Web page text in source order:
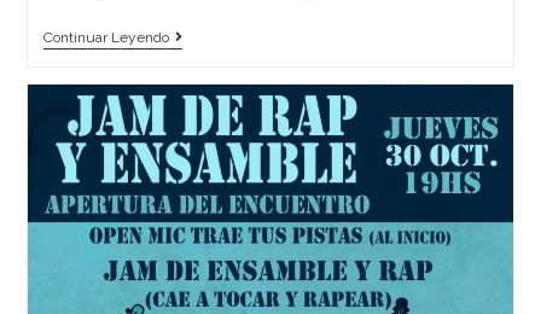
Continuar Leyendo